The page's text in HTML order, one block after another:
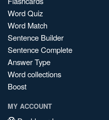
Word Quiz
Word Match
Sentence Builder
Sentence Complete
Answer Type
Word collections
Boost
MY ACCOUNT